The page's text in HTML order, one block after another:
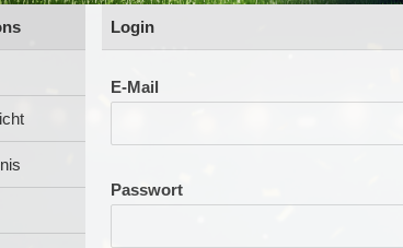
Login
E-Mail
Passwort